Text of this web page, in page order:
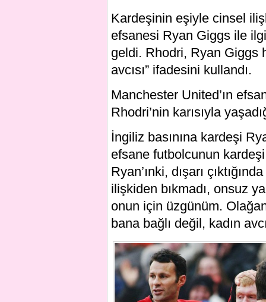
Kardeşinin eşiyle cinsel
efsanesi Ryan Giggs ile
geldi. Rhodri, Ryan Giggs
avcısı” ifadesini kullandı.
Manchester United’ın
Rhodri’nin karısıyla
İngiliz basınına kardeşi
efsane futbolcunun kardeşi
Ryan’ınki, dışarı
ilişkiden bıkmadı, onsuz
onun için üzgünüm.
bana bağlı değil, kadın